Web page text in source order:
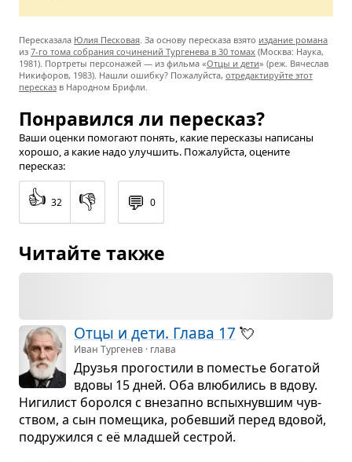
Пересказала Юлия Песковая. За основу пересказа взято издание романа
из 7-го тома собрания сочинений Тургенева в 30 томах (Москва: Наука,
1981). Портреты персонажей — из фильма «Отцы и дети» (реж. Вячеслав
Никифоров, 1983). Нашли ошибку? Пожалуйста, отредактируйте этот
пересказ в Народном Брифли.
Понравился ли пересказ?
Ваши оценки помогают понять, какие пересказы написаны
хорошо, а какие надо улучшить. Пожалуйста, оцените
пересказ:
👍 32 👎 💬 0
Читайте также
Отцы и дети. Глава 17 💘
Иван Тургенев · глава
Дру­зья про­го­стили в поме­стье бога­той
вдовы 15 дней. Оба влю­би­лись в вдову.
Ниги­лист боролся с вне­запно вспых­нув­шим чув­
ством, а сын поме­щика, робев­ший перед вдо­вой,
подру­жился с её млад­шей сестрой.